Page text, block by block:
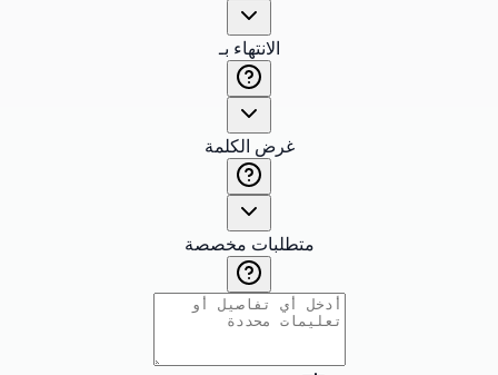
الانتهاء بـ
غرض الكلمة
متطلبات مخصصة